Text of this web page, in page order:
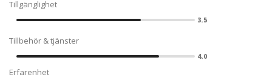
Tillgänglighet
3.5
Tillbehör & tjänster
4.0
Erfarenhet